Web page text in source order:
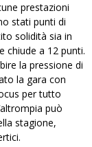
prestazioni
stati punti di
solidità sia in
chiude a 12 punti.
la pressione di
la gara con
per tutto
può
stagione,